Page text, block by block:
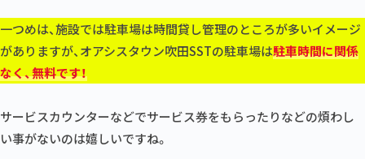
一つめは、施設では駐車場は時間貸し管理のところが多いイメージ
がありますが、オアシスタウン吹田SSTの駐車場は駐車時間に関係
なく、無料です！
サービスカウンターなどでサービス券をもらったりなどの煩わし
い事がないのは嬉しいですね。